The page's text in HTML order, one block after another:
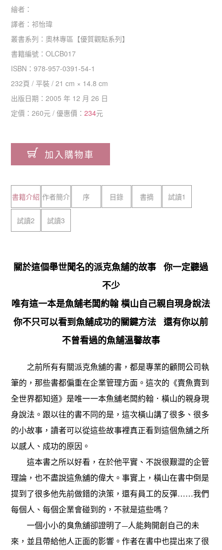
繪者：
譯者： 祁怡瑋
叢書系列：奧林專區 【優質觀點系列】
書籍編號：OLCB017
ISBN：978-957-0391-54-1
232頁 /平裝 /21 cm × 14.8 cm
出版日期：2005 年 12 月 26 日
定價：260元 / 優惠價：234元
加入購物車
書籍介紹 作者簡介 序 目錄 書摘 試讀1
試讀2 試讀3
關於這個舉世聞名的派克魚舖的故事 你一定聽過
不少
唯有這一本是魚舖老闆約翰 橫山自己親自現身說法
你不只可以看到魚舖成功的關鍵方法 還有你以前
不曾看過的魚舖溫馨故事
之前所有有關派克魚舖的書，都是專業的顧問公司執
筆的，那些書都偏重在企業管理方面。這次的《賣魚賣到
全世界都知道》是唯一一本魚舖老闆約翰．橫山的親身現
身說法。跟以往的書不同的是，這次橫山講了很多、很多
的小故事，讀者可以從這些故事裡真正看到這個魚舖之所
以感人、成功的原因。
這本書之所以好看，在於他平實、不說很艱澀的企管
理論，也不盡說這魚舖的偉大。事實上，橫山在書中倒是
提到了很多他先前做錯的決策，還有員工的反彈……我們
每個人、每個企業會碰到的，不就是這些嗎？
一個小小的臭魚舖卻證明了—人能夠開創自己的未
來，並且帶給他人正面的影響。作者在書中也提出來了很